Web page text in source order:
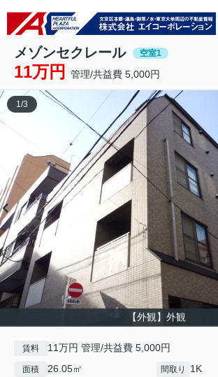
メゾンセクレール 空室1
11万円 管理/共益費 5,000円
【外観】外観
1/3
賃料 11万円 管理/共益費 5,000円
面積 26.05㎡ 間取り 1K